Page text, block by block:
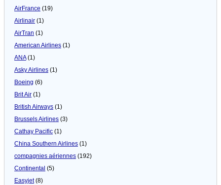
AirFrance (19)
Airlinair (1)
AirTran (1)
American Airlines (1)
ANA(1)
Asky Airlines (1)
Boeing (6)
Brit Air (1)
British Airways (1)
Brussels Airlines (3)
Cathay Pacific (1)
China Southern Airlines (1)
compagnies aériennes (192)
Continental (5)
Easyjet(8)